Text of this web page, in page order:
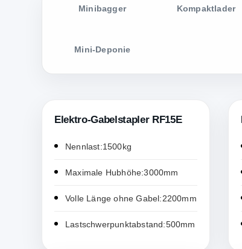
Minibagger Kompaktlader
Mini-Deponie
Elektro-Gabelstapler RF15E
Nennlast:1500kg
Maximale Hubhöhe:3000mm
Volle Länge ohne Gabel:2200mm
Lastschwerpunktabstand:500mm